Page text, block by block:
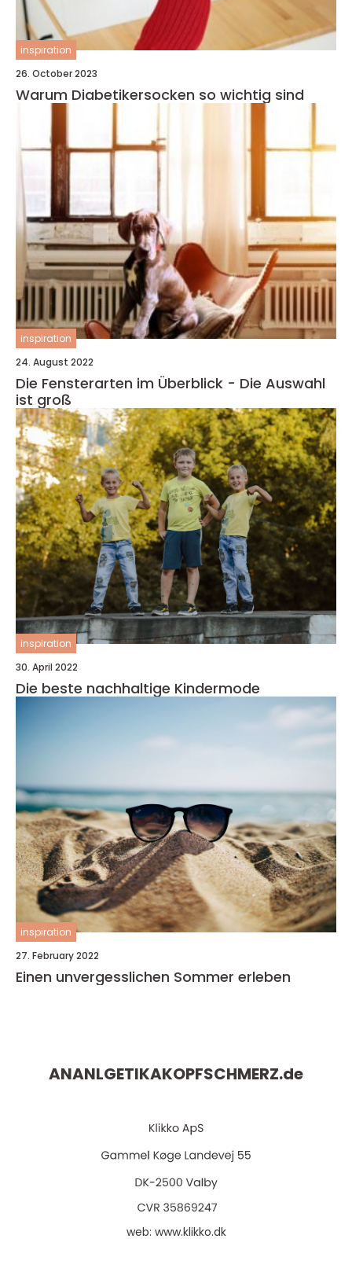
inspiration
26. October 2023
Warum Diabetikersocken so wichtig sind
inspiration
24. August 2022
Die Fensterarten im Überblick - Die Auswahl
ist groß
inspiration
30. April 2022
Die beste nachhaltige Kindermode
inspiration
27. February 2022
Einen unvergesslichen Sommer erleben
ANANLGETIKAKOPFSCHMERZ.de
web: www.klikko.dk